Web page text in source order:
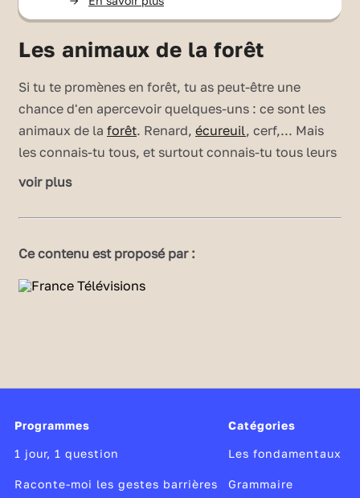
Les animaux de la forêt
Si tu te promènes en forêt, tu as peut-être une
chance d'en apercevoir quelques-uns : ce sont les
animaux de la forêt. Renard, écureuil, cerf,... Mais
les connais-tu tous, et surtout connais-tu tous leurs
noms ? Avec ce petit jeu, tu vas pouvoir tester tes
Modifié le 13/06/25
voir plus
Ce contenu est proposé par :
Programmes
1 jour, 1 question
Raconte-moi les gestes barrières
Catégories
Les fondamentaux
Grammaire